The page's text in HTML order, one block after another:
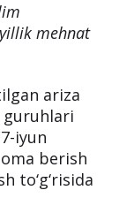
mehnat
ariza
guruhlari
iyun
berish
to‘g‘risida